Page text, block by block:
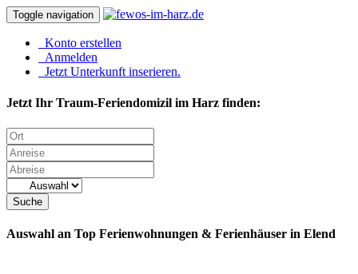
Toggle navigation
Konto erstellen
Anmelden
Jetzt Unterkunft inserieren.
Jetzt Ihr Traum-Feriendomizil im Harz finden:
Suche
Auswahl an Top Ferienwohnungen & Ferienhäuser in Elend